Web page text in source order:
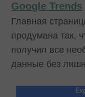
Google Trends
Главная
продумана так,
получил все
данные без